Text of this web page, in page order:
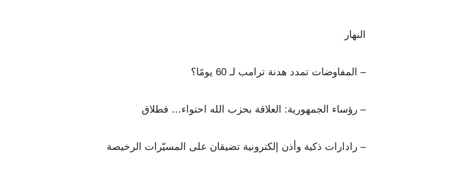
النهار
– المفاوضات تمدد هدنة ترامب لـ 60 يومًا؟
– رؤساء الجمهورية: العلاقة بحزب الله احتواء… فطلاق
– رادارات ذكية وأذن إلكترونية تضيقان على المسيّرات الرخيصة